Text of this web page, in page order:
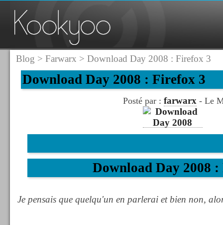
Blog > Farwarx > Download Day 2008 : Firefox 3
Download Day 2008 : Firefox 3
Posté par : farwarx- Le
Download Day 2008
Je pensais que quelqu'un en parlerai et bien non,